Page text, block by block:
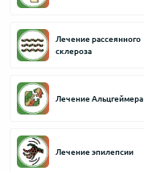
Лечение рассеянного
склероза
Лечение Альцгеймера
Лечение эпилепсии